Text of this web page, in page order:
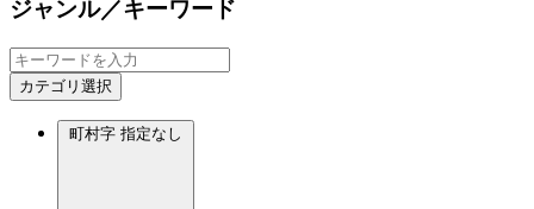
ジャンル／キーワード
カテゴリ選択
町村字 指定なし